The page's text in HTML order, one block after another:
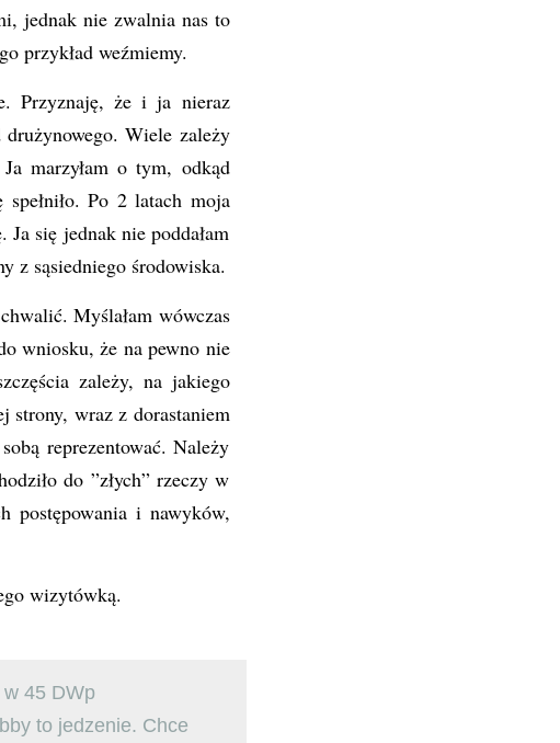
jednak nie zwalnia nas to
przykład weźmiemy.
Przyznaję, że i ja nieraz
drużynowego. Wiele zależy
marzyłam o tym, odkąd
Po 2 latach moja
się jednak nie poddałam
z sąsiedniego środowiska.
Myślałam wówczas
wniosku, że na pewno nie
zależy, na jakiego
strony, wraz z dorastaniem
reprezentować. Należy
do ”złych” rzeczy w
i nawyków,
wizytówką.
45 DWp
to jedzenie. Chce